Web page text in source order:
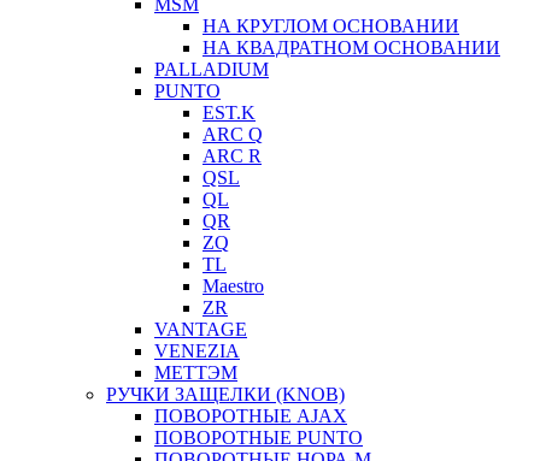
НА КРУГЛОМ ОСНОВАНИИ
НА КВАДРАТНОМ ОСНОВАНИИ
PALLADIUM
PUNTO
EST.K
ARC Q
ARC R
QSL
QL
QR
ZQ
TL
Maestro
ZR
VANTAGE
VENEZIA
МЕТТЭМ
РУЧКИ ЗАЩЕЛКИ (KNOB)
ПОВОРОТНЫЕ AJAX
ПОВОРОТНЫЕ PUNTO